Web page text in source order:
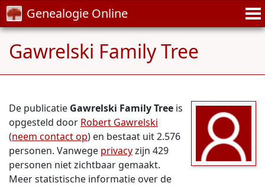
Genealogie Online
Gawrelski Family Tree
De publicatie Gawrelski Family Tree is
opgesteld door Robert Gawrelski
(neem contact op) en bestaat uit 2.576
personen. Vanwege privacyzijn 429
personen niet zichtbaar gemaakt.
Meer statistische informatie over de